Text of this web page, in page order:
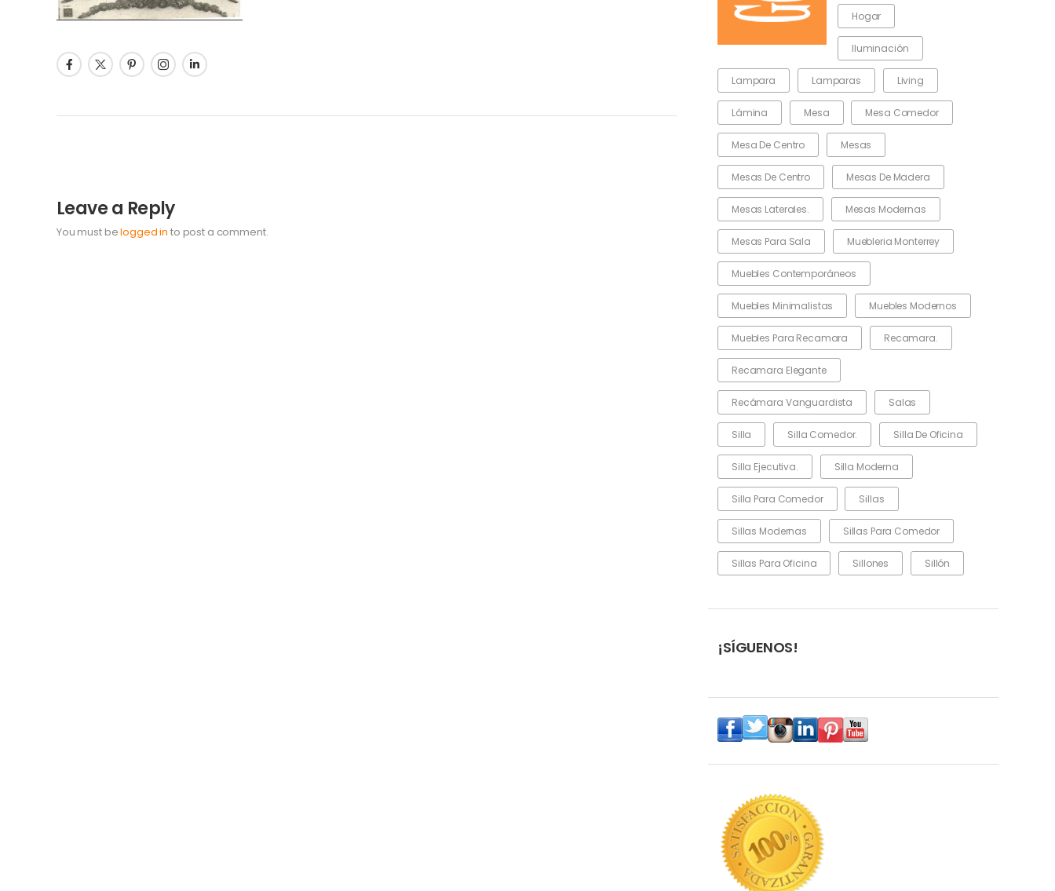
Hogar
Iluminación
Lampara Lamparas Living
Lámina Mesa Mesa Comedor
Mesa De Centro Mesas
Mesas De Centro Mesas De Madera
Mesas Laterales. Mesas Modernas
Mesas Para Sala Muebleria Monterrey
Muebles Contemporáneos
Muebles Minimalistas Muebles Modernos
Muebles Para Recamara Recamara.
Recamara Elegante
Recámara Vanguardista Salas
Silla Silla Comedor. Silla De Oficina
Silla Ejecutiva. Silla Moderna
Silla Para Comedor Sillas
Sillas Modernas Sillas Para Comedor
Sillas Para Oficina Sillones Sillón
¡SÍGUENOS!
Leave a Reply
You must belogged in to post a comment.